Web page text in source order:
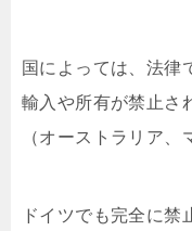
国によっては、法律
輸入や所有が禁止さ
（オーストラリア、
ドイツでも完全に禁